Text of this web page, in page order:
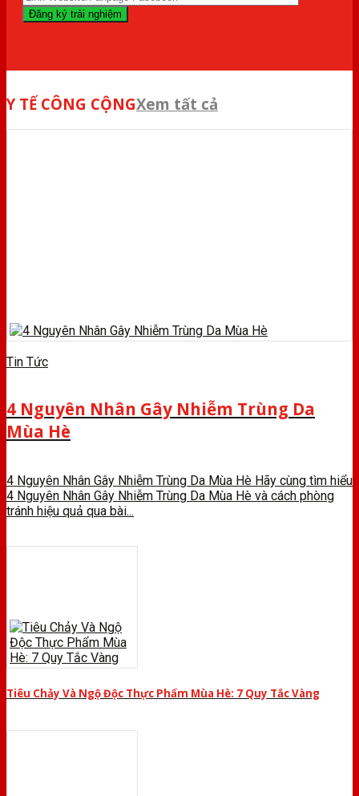
Y TẾ CÔNG CỘNGXem tất cả
Tin Tức
4 Nguyên Nhân Gây Nhiễm Trùng Da
Mùa Hè
4 Nguyên Nhân Gây Nhiễm Trùng Da Mùa Hè Hãy cùng tìm hiểu
4 Nguyên Nhân Gây Nhiễm Trùng Da Mùa Hè và cách phòng
tránh hiệu quả qua bài...
Tiêu Chảy Và Ngộ Độc Thực Phẩm Mùa Hè: 7 Quy Tắc Vàng